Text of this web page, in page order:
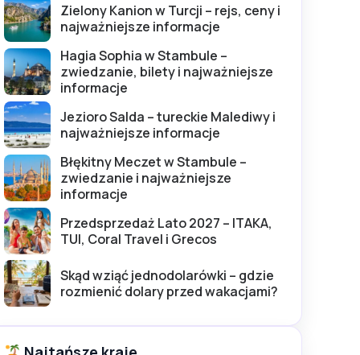
Zielony Kanion w Turcji – rejs, ceny i
najważniejsze informacje
Hagia Sophia w Stambule –
zwiedzanie, bilety i najważniejsze
informacje
Jezioro Salda – tureckie Malediwy i
najważniejsze informacje
Błękitny Meczet w Stambule –
zwiedzanie i najważniejsze
informacje
Przedsprzedaż Lato 2027 – ITAKA,
TUI, Coral Travel i Grecos
Skąd wziąć jednodolarówki – gdzie
rozmienić dolary przed wakacjami?